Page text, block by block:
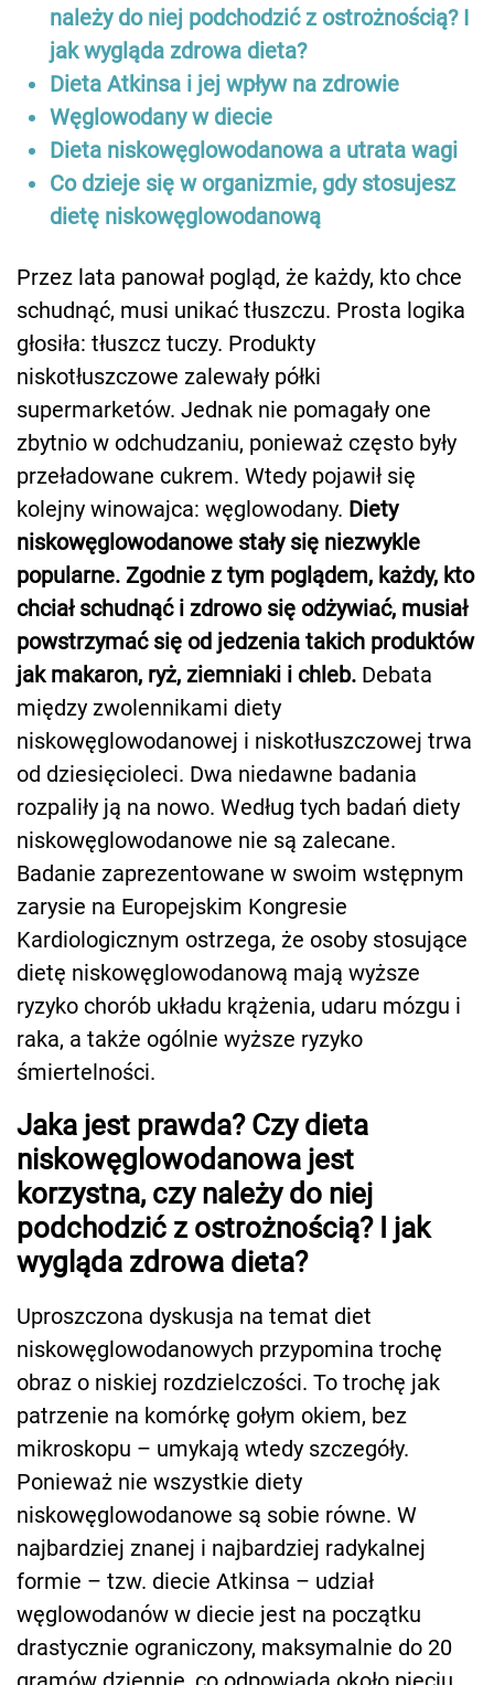
należy do niej podchodzić z ostrożnością? I
jak wygląda zdrowa dieta?
Dieta Atkinsa i jej wpływ na zdrowie
Węglowodany w diecie
Dieta niskowęglowodanowa a utrata wagi
Co dzieje się w organizmie, gdy stosujesz
dietę niskowęglowodanową
Przez lata panował pogląd, że każdy, kto chce
schudnąć, musi unikać tłuszczu. Prosta logika
głosiła: tłuszcz tuczy. Produkty
niskotłuszczowe zalewały półki
supermarketów. Jednak nie pomagały one
zbytnio w odchudzaniu, ponieważ często były
przeładowane cukrem. Wtedy pojawił się
kolejny winowajca: węglowodany. Diety
niskowęglowodanowe stały się niezwykle
popularne. Zgodnie z tym poglądem, każdy, kto
chciał schudnąć i zdrowo się odżywiać, musiał
powstrzymać się od jedzenia takich produktów
jak makaron, ryż, ziemniaki i chleb. Debata
między zwolennikami diety
niskowęglowodanowej i niskotłuszczowej trwa
od dziesięcioleci. Dwa niedawne badania
rozpaliły ją na nowo. Według tych badań diety
niskowęglowodanowe nie są zalecane.
Badanie zaprezentowane w swoim wstępnym
zarysie na Europejskim Kongresie
Kardiologicznym ostrzega, że osoby stosujące
dietę niskowęglowodanową mają wyższe
ryzyko chorób układu krążenia, udaru mózgu i
raka, a także ogólnie wyższe ryzyko
śmiertelności.
Jaka jest prawda? Czy dieta
niskowęglowodanowa jest
korzystna, czy należy do niej
podchodzić z ostrożnością? I jak
wygląda zdrowa dieta?
Uproszczona dyskusja na temat diet
niskowęglowodanowych przypomina trochę
obraz o niskiej rozdzielczości. To trochę jak
patrzenie na komórkę gołym okiem, bez
mikroskopu – umykają wtedy szczegóły.
Ponieważ nie wszystkie diety
niskowęglowodanowe są sobie równe. W
najbardziej znanej i najbardziej radykalnej
formie – tzw. diecie Atkinsa – udział
węglowodanów w diecie jest na początku
drastycznie ograniczony, maksymalnie do 20